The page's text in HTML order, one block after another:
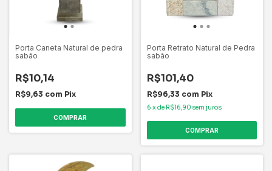
Porta Caneta Natural de pedra
sabão
R$10,14
R$9,63 com Pix
Porta Retrato Natural de Pedra
sabão
R$101,40
R$96,33 com Pix
6 x de R$16,90 sem juros